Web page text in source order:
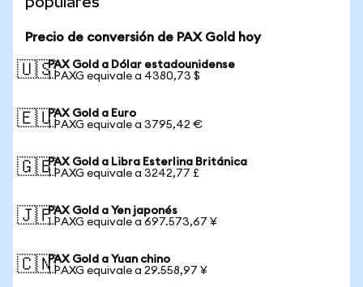
Precio de conversión de PAX Gold hoy
🇺🇸PAX Gold a Dólar estadounidense
1 PAXG equivale a 4380,73 $
🇪🇺PAX Gold a Euro
1 PAXG equivale a 3795,42 €
🇬🇧PAX Gold a Libra Esterlina Británica
1 PAXG equivale a 3242,77 £
🇯🇵PAX Gold a Yen japonés
1 PAXG equivale a 697.573,67 ¥
🇨🇳PAX Gold a Yuan chino
1 PAXG equivale a 29.558,97 ¥